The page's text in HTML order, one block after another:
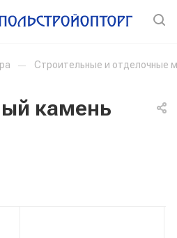
— Строительные и отделочные
камень